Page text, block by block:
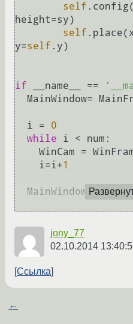
self
height=sy)
self
y=self .y)
if __name__ ==
  i =
0
while i < num:
    i=i+
1
jony_77
02.10.2014
Ссылка
←